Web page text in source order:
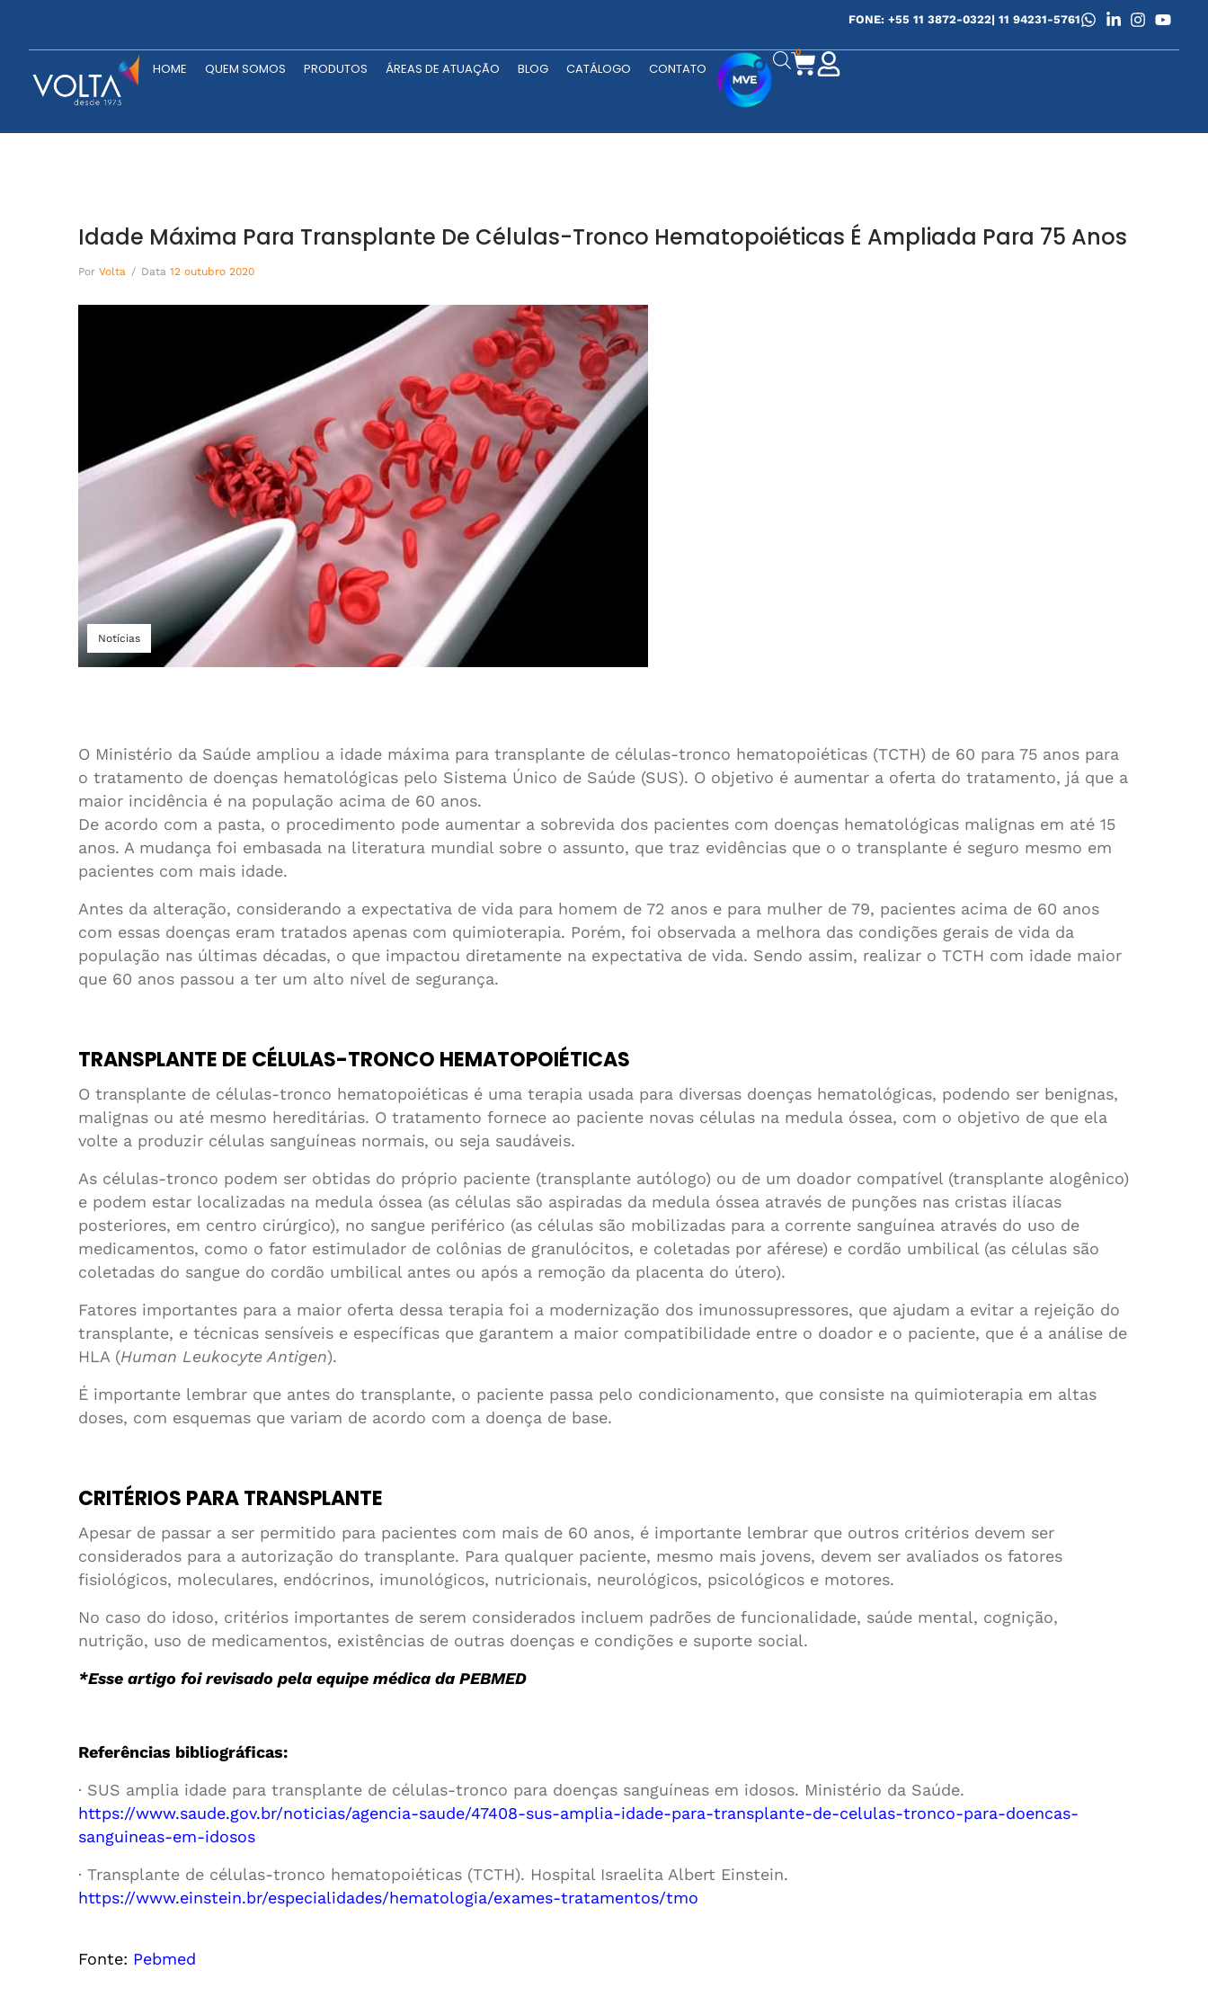
FONE: +55 11 3872-0322| 11 94231-5761
HOME QUEM SOMOS PRODUTOS ÁREAS DE ATUAÇÃO BLOG CATÁLOGO CONTATO
0
Idade Máxima Para Transplante De Células-Tronco Hematopoiéticas É Ampliada Para 75 Anos
Por Volta / Data 12 outubro 2020
Notícias
O Ministério da Saúde ampliou a idade máxima para transplante de células-tronco hematopoiéticas (TCTH) de 60 para 75 anos para
o tratamento de doenças hematológicas pelo Sistema Único de Saúde (SUS). O objetivo é aumentar a oferta do tratamento, já que a
maior incidência é na população acima de 60 anos.
De acordo com a pasta, o procedimento pode aumentar a sobrevida dos pacientes com doenças hematológicas malignas em até 15
anos. A mudança foi embasada na literatura mundial sobre o assunto, que traz evidências que o o transplante é seguro mesmo em
pacientes com mais idade.
Antes da alteração, considerando a expectativa de vida para homem de 72 anos e para mulher de 79, pacientes acima de 60 anos
com essas doenças eram tratados apenas com quimioterapia. Porém, foi observada a melhora das condições gerais de vida da
população nas últimas décadas, o que impactou diretamente na expectativa de vida. Sendo assim, realizar o TCTH com idade maior
que 60 anos passou a ter um alto nível de segurança.
TRANSPLANTE DE CÉLULAS-TRONCO HEMATOPOIÉTICAS
O transplante de células-tronco hematopoiéticas é uma terapia usada para diversas doenças hematológicas, podendo ser benignas,
malignas ou até mesmo hereditárias. O tratamento fornece ao paciente novas células na medula óssea, com o objetivo de que ela
volte a produzir células sanguíneas normais, ou seja saudáveis.
As células-tronco podem ser obtidas do próprio paciente (transplante autólogo) ou de um doador compatível (transplante alogênico)
e podem estar localizadas na medula óssea (as células são aspiradas da medula óssea através de punções nas cristas ilíacas
posteriores, em centro cirúrgico), no sangue periférico (as células são mobilizadas para a corrente sanguínea através do uso de
medicamentos, como o fator estimulador de colônias de granulócitos, e coletadas por aférese) e cordão umbilical (as células são
coletadas do sangue do cordão umbilical antes ou após a remoção da placenta do útero).
Fatores importantes para a maior oferta dessa terapia foi a modernização dos imunossupressores, que ajudam a evitar a rejeição do
transplante, e técnicas sensíveis e específicas que garantem a maior compatibilidade entre o doador e o paciente, que é a análise de
HLA (Human Leukocyte Antigen).
É importante lembrar que antes do transplante, o paciente passa pelo condicionamento, que consiste na quimioterapia em altas
doses, com esquemas que variam de acordo com a doença de base.
CRITÉRIOS PARA TRANSPLANTE
Apesar de passar a ser permitido para pacientes com mais de 60 anos, é importante lembrar que outros critérios devem ser
considerados para a autorização do transplante. Para qualquer paciente, mesmo mais jovens, devem ser avaliados os fatores
fisiológicos, moleculares, endócrinos, imunológicos, nutricionais, neurológicos, psicológicos e motores.
No caso do idoso, critérios importantes de serem considerados incluem padrões de funcionalidade, saúde mental, cognição,
nutrição, uso de medicamentos, existências de outras doenças e condições e suporte social.
*Esse artigo foi revisado pela equipe médica da PEBMED
Referências bibliográficas:
· SUS amplia idade para transplante de células-tronco para doenças sanguíneas em idosos. Ministério da Saúde.
https://www.saude.gov.br/noticias/agencia-saude/47408-sus-amplia-idade-para-transplante-de-celulas-tronco-para-doencas-
sanguineas-em-idosos
· Transplante de células-tronco hematopoiéticas (TCTH). Hospital Israelita Albert Einstein.
https://www.einstein.br/especialidades/hematologia/exames-tratamentos/tmo
Fonte: Pebmed